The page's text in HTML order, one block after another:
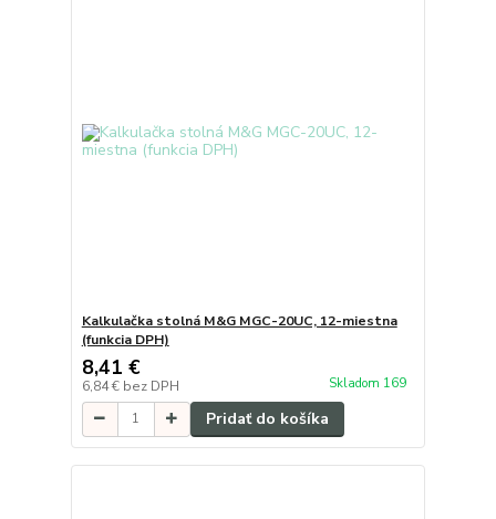
Kalkulačka stolná M&G MGC-20UC, 12-miestna
(funkcia DPH)
8,41 €
6,84 € bez DPH Skladom 169
Pridať do košíka